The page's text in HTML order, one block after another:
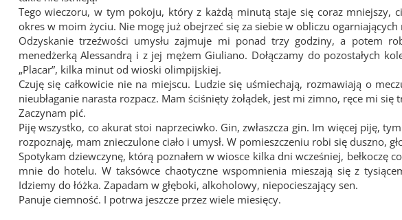
Tego wieczoru, w tym pokoju, który z każdą minutą staje się coraz mniejszy,
okres w moim życiu. Nie mogę już obejrzeć się za siebie w obliczu
Odzyskanie trzeźwości umysłu zajmuje mi ponad trzy godziny, a potem
menedżerką Alessandrą i z jej mężem Giuliano. Dołączamy do pozostałych
„Placar”, kilka minut od wioski olimpijskiej.
Czuję się całkowicie nie na miejscu. Ludzie się uśmiechają, rozmawiają o
nieubłaganie narasta rozpacz. Mam ściśnięty żołądek, jest mi zimno, ręce mi
Zaczynam pić.
Piję wszystko, co akurat stoi naprzeciwko. Gin, zwłaszcza gin. Im więcej piję,
rozpoznaję, mam znieczulone ciało i umysł. W pomieszczeniu robi się duszno,
Spotykam dziewczynę, którą poznałem w wiosce kilka dni wcześniej, bełkoczę
mnie do hotelu. W taksówce chaotyczne wspomnienia mieszają się z
Idziemy do łóżka. Zapadam w głęboki, alkoholowy, niepocieszający sen.
Panuje ciemność. I potrwa jeszcze przez wiele miesięcy.